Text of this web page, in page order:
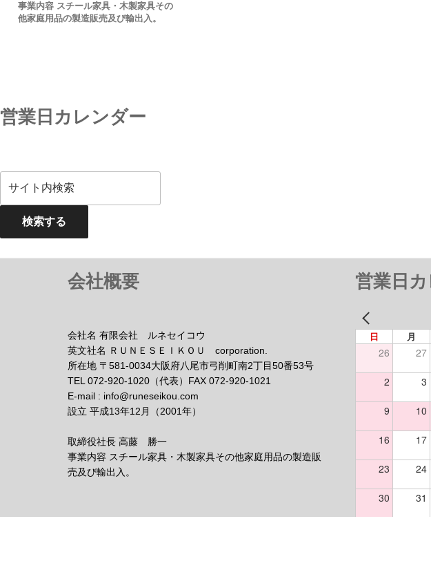
事業内容 スチール家具・木製家具その
他家庭用品の製造販売及び輸出入。
営業日カレンダー
検索する
会社概要
会社名 有限会社 ルネセイコウ
英文社名 ＲＵＮＥＳＥＩＫＯＵ corporation.
所在地 〒581-0034大阪府八尾市弓削町南2丁目50番53号
TEL 072-920-1020（代表）FAX 072-920-1021
E-mail : info@runeseikou.com
設立 平成13年12月（2001年）
取締役社長 高藤 勝一
事業内容 スチール家具・木製家具その他家庭用品の製造販
売及び輸出入。
営業日
日 月
26 27
2 3
9 10
16 17
23 24
30 31